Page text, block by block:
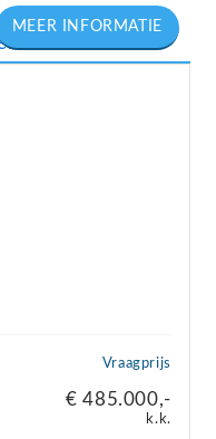
Vraagprijs
€ 485.000,-
k.k.